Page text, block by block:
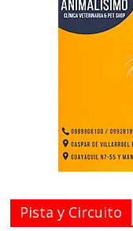
Pista y Circuito